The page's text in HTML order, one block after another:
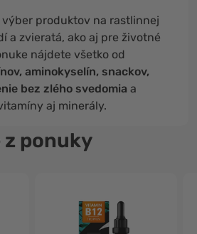
výber produktov na rastlinnej
a zvieratá, ako aj pre životné
nájdete všetko od
aminokyselín, snackov,
bez zlého svedomia a
aj minerály.
z ponuky